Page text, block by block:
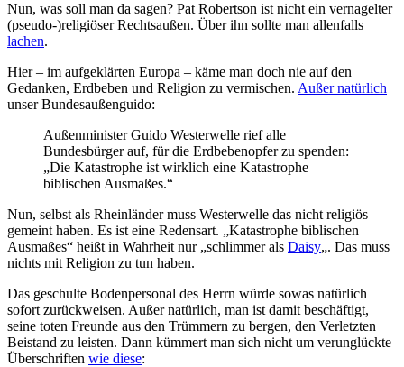
Nun, was soll man da sagen? Pat Robertson ist nicht ein vernagelter
(pseudo-)religiöser Rechtsaußen. Über ihn sollte man allenfalls
lachen.
Hier – im aufgeklärten Europa – käme man doch nie auf den
Gedanken, Erdbeben und Religion zu vermischen. Außer natürlich
unser Bundesaußenguido:
Außenminister Guido Westerwelle rief alle
Bundesbürger auf, für die Erdbebenopfer zu spenden:
„Die Katastrophe ist wirklich eine Katastrophe
biblischen Ausmaßes.“
Nun, selbst als Rheinländer muss Westerwelle das nicht religiös
gemeint haben. Es ist eine Redensart. „Katastrophe biblischen
Ausmaßes“ heißt in Wahrheit nur „schlimmer als Daisy„. Das muss
nichts mit Religion zu tun haben.
Das geschulte Bodenpersonal des Herrn würde sowas natürlich
sofort zurückweisen. Außer natürlich, man ist damit beschäftigt,
seine toten Freunde aus den Trümmern zu bergen, den Verletzten
Beistand zu leisten. Dann kümmert man sich nicht um verunglückte
Überschriften wie diese: